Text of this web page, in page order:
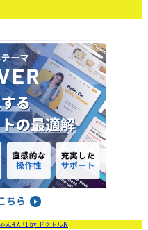
ん4人+1 by ドクトルK